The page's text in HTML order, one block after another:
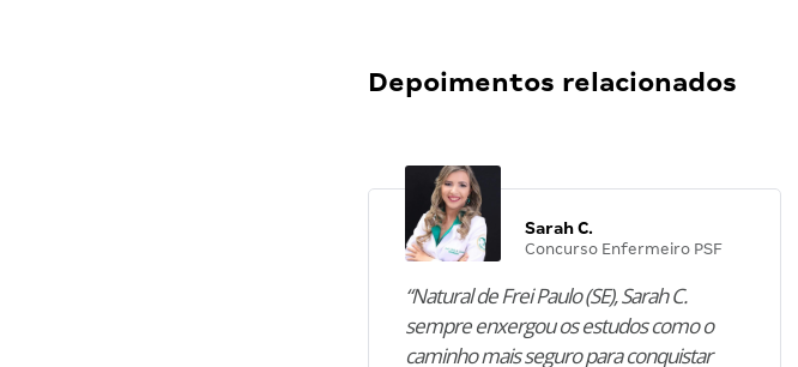
Depoimentos relacionados
Sarah C.
Concurso Enfermeiro PSF
“Natural de Frei Paulo (SE), Sarah C.
sempre enxergou os estudos como o
caminho mais seguro para conquistar